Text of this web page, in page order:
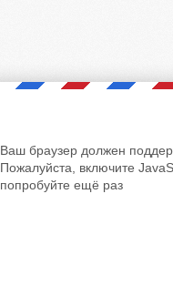
Ваш браузер должен
Пожалуйста, включите
попробуйте ещё раз